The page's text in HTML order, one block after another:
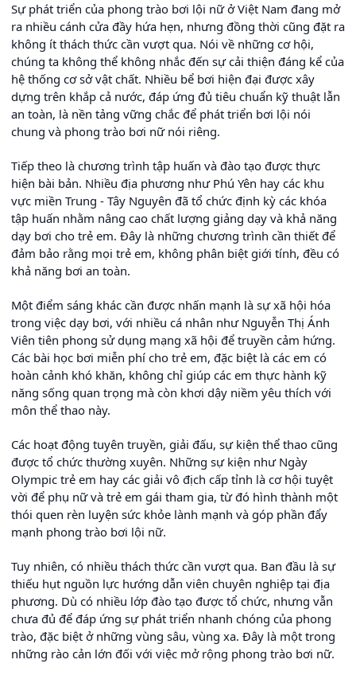
Sự phát triển của phong trào bơi lội nữ ở Việt Nam đang mở
ra nhiều cánh cửa đầy hứa hẹn, nhưng đồng thời cũng đặt ra
không ít thách thức cần vượt qua. Nói về những cơ hội,
chúng ta không thể không nhắc đến sự cải thiện đáng kể của
hệ thống cơ sở vật chất. Nhiều bể bơi hiện đại được xây
dựng trên khắp cả nước, đáp ứng đủ tiêu chuẩn kỹ thuật lẫn
an toàn, là nền tảng vững chắc để phát triển bơi lội nói
chung và phong trào bơi nữ nói riêng.
Tiếp theo là chương trình tập huấn và đào tạo được thực
hiện bài bản. Nhiều địa phương như Phú Yên hay các khu
vực miền Trung - Tây Nguyên đã tổ chức định kỳ các khóa
tập huấn nhằm nâng cao chất lượng giảng dạy và khả năng
dạy bơi cho trẻ em. Đây là những chương trình cần thiết để
đảm bảo rằng mọi trẻ em, không phân biệt giới tính, đều có
khả năng bơi an toàn.
Một điểm sáng khác cần được nhấn mạnh là sự xã hội hóa
trong việc dạy bơi, với nhiều cá nhân như Nguyễn Thị Ánh
Viên tiên phong sử dụng mạng xã hội để truyền cảm hứng.
Các bài học bơi miễn phí cho trẻ em, đặc biệt là các em có
hoàn cảnh khó khăn, không chỉ giúp các em thực hành kỹ
năng sống quan trọng mà còn khơi dậy niềm yêu thích với
môn thể thao này.
Các hoạt động tuyên truyền, giải đấu, sự kiện thể thao cũng
được tổ chức thường xuyên. Những sự kiện như Ngày
Olympic trẻ em hay các giải vô địch cấp tỉnh là cơ hội tuyệt
vời để phụ nữ và trẻ em gái tham gia, từ đó hình thành một
thói quen rèn luyện sức khỏe lành mạnh và góp phần đẩy
mạnh phong trào bơi lội nữ.
Tuy nhiên, có nhiều thách thức cần vượt qua. Ban đầu là sự
thiếu hụt nguồn lực hướng dẫn viên chuyên nghiệp tại địa
phương. Dù có nhiều lớp đào tạo được tổ chức, nhưng vẫn
chưa đủ để đáp ứng sự phát triển nhanh chóng của phong
trào, đặc biệt ở những vùng sâu, vùng xa. Đây là một trong
những rào cản lớn đối với việc mở rộng phong trào bơi nữ.